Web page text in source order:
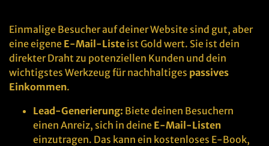
Einmalige Besucher auf deiner Website sind gut, aber
eine eigene E-Mail-Liste ist Gold wert. Sie ist dein
direkter Draht zu potenziellen Kunden und dein
wichtigstes Werkzeug für nachhaltiges passives
Einkommen.
Lead-Generierung: Biete deinen Besuchern
einen Anreiz, sich in deine E-Mail-Listen
einzutragen. Das kann ein kostenloses E-Book,